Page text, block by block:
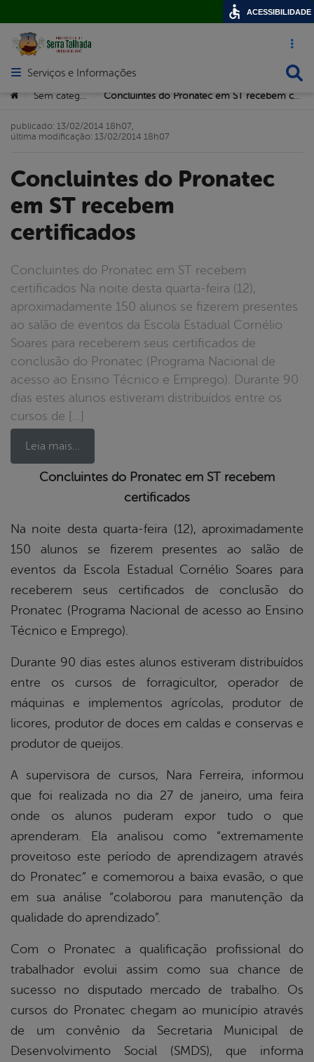
Acesso
Abrir menu principal de navegação
Serviços e Informações
Você está aqui:
> > Concluintes do Pronatec em ST recebem certificados
Concluintes do Pronatec
em ST recebem
certificados
Concluintes do Pronatec em ST recebem
certificados Na noite desta quarta-feira (12),
aproximadamente 150 alunos se fizerem presentes
ao salão de eventos da Escola Estadual Cornélio
Soares para receberem seus certificados de
conclusão do Pronatec (Programa Nacional de
acesso ao Ensino Técnico e Emprego). Durante 90
dias estes alunos estiveram distribuídos entre os
cursos de […]
Leia mais…
publicado: 13/02/2014 18h07,
última modificação: 13/02/2014 18h07
Concluintes do Pronatec em ST recebem
certificados
Na noite desta quarta-feira (12), aproximadamente
150 alunos se fizerem presentes ao salão de
eventos da Escola Estadual Cornélio Soares para
receberem seus certificados de conclusão do
Pronatec (Programa Nacional de acesso ao Ensino
Técnico e Emprego).
Durante 90 dias estes alunos estiveram distribuídos
entre os cursos de forragicultor, operador de
máquinas e implementos agrícolas, produtor de
licores, produtor de doces em caldas e conservas e
produtor de queijos.
A supervisora de cursos, Nara Ferreira, informou
que foi realizada no dia 27 de janeiro, uma feira
onde os alunos puderam expor tudo o que
aprenderam. Ela analisou como “extremamente
proveitoso este período de aprendizagem através
do Pronatec” e comemorou a baixa evasão, o que
em sua análise “colaborou para manutenção da
qualidade do aprendizado”.
Com o Pronatec a qualificação profissional do
trabalhador evolui assim como sua chance de
sucesso no disputado mercado de trabalho. Os
cursos do Pronatec chegam ao município através
de um convênio da Secretaria Municipal de
Desenvolvimento Social (SMDS), que informa
ACESSIBILIDADE